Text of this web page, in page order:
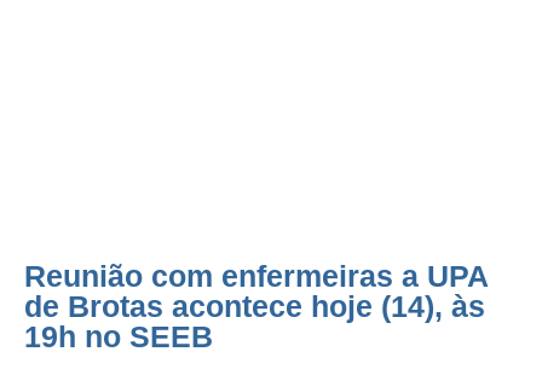
Reunião com enfermeiras a UPA
de Brotas acontece hoje (14), às
19h no SEEB